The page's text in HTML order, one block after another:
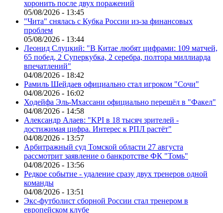
хоронить после двух поражений
05/08/2026 - 13:45
"Чита" снялась с Кубка России из-за финансовых
проблем
05/08/2026 - 13:44
Леонид Слуцкий: "В Китае любят цифрами: 109 матчей,
65 побед, 2 Суперкубка, 2 серебра, полтора миллиарда
впечатлений"
04/08/2026 - 18:42
Рамиль Шейдаев официально стал игроком "Сочи"
04/08/2026 - 16:02
Ходейфа Эль-Мхассани официально перешёл в "Факел"
04/08/2026 - 14:58
Александр Алаев: "KPI в 18 тысяч зрителей -
достижимая цифра. Интерес к РПЛ растёт"
04/08/2026 - 13:57
Арбитражный суд Томской области 27 августа
рассмотрит заявление о банкротстве ФК "Томь"
04/08/2026 - 13:56
Редкое событие - удаление сразу двух тренеров одной
команды
04/08/2026 - 13:51
Экс-футболист сборной России стал тренером в
европейском клубе